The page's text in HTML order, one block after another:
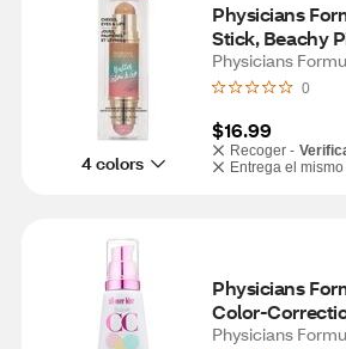
4 colors
Physicians
Stick, Beachy
Physicians
0
$16.99
Recoger -
Entrega el
Physicians
Color-
Blur Cream,
Physicians